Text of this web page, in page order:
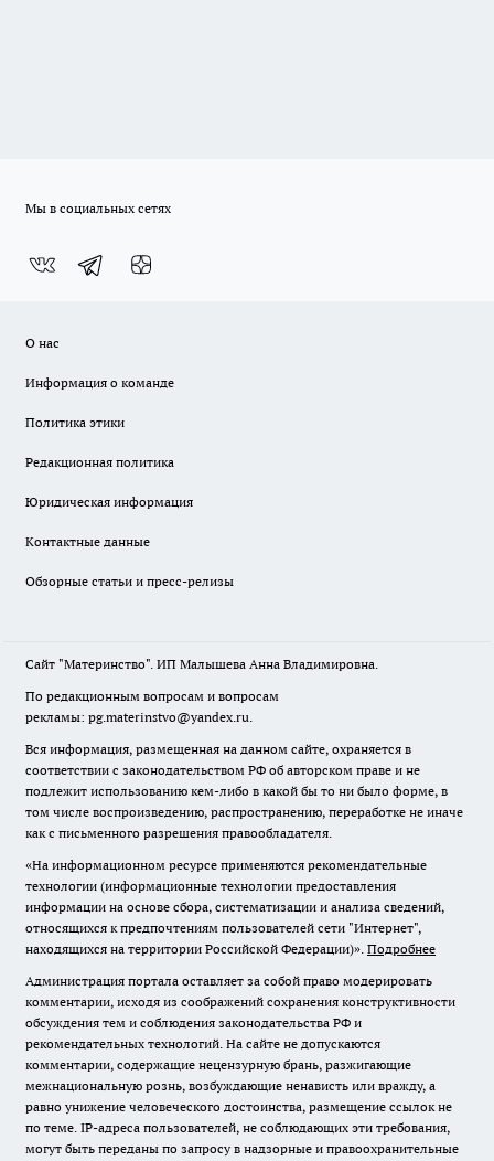
Мы в социальных сетях
О нас
Информация о команде
Политика этики
Редакционная политика
Юридическая информация
Контактные данные
Обзорные статьи и пресс-релизы
Сайт "Материнство". ИП Малышева Анна Владимировна.
По редакционным вопросам и вопросам
рекламы: pg.materinstvo@yandex.ru.
Вся информация, размещенная на данном сайте, охраняется в
соответствии с законодательством РФ об авторском праве и не
подлежит использованию кем-либо в какой бы то ни было форме, в
том числе воспроизведению, распространению, переработке не иначе
как с письменного разрешения правообладателя.
«На информационном ресурсе применяются рекомендательные
технологии (информационные технологии предоставления
информации на основе сбора, систематизации и анализа сведений,
относящихся к предпочтениям пользователей сети "Интернет",
находящихся на территории Российской Федерации)». Подробнее
Администрация портала оставляет за собой право модерировать
комментарии, исходя из соображений сохранения конструктивности
обсуждения тем и соблюдения законодательства РФ и
рекомендательных технологий. На сайте не допускаются
комментарии, содержащие нецензурную брань, разжигающие
межнациональную рознь, возбуждающие ненависть или вражду, а
равно унижение человеческого достоинства, размещение ссылок не
по теме. IP-адреса пользователей, не соблюдающих эти требования,
могут быть переданы по запросу в надзорные и правоохранительные